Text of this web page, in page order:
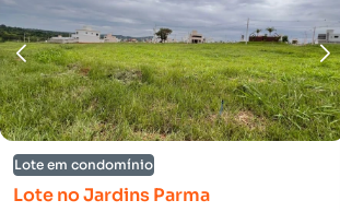
Lote em condomínio
Lote no Jardins Parma